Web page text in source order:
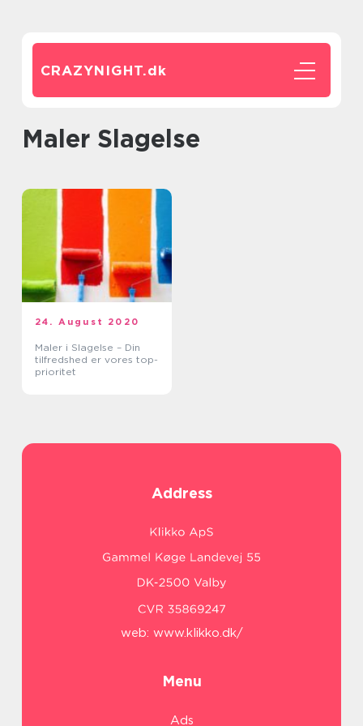
CRAZYNIGHT.dk
Maler Slagelse
24. August 2020
Maler i Slagelse – Din
tilfredshed er vores top-
prioritet
Address
web: www.klikko.dk/
Menu
Ads